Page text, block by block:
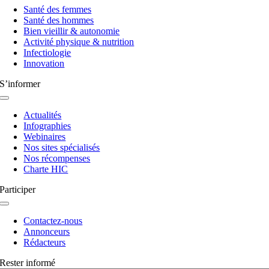
basculeSanté des femmes
Santé des hommes
Bien vieillir & autonomie
Activité physique & nutrition
Infectiologie
Innovation
S’informer
Navigation
basculeActualités
Infographies
Webinaires
Nos sites spécialisés
Nos récompenses
Charte HIC
Participer
Navigation
basculeContactez-nous
Annonceurs
Rédacteurs
Rester informé